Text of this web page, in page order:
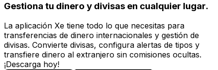
Gestiona tu dinero y divisas en cualquier lugar.
La aplicación Xe tiene todo lo que necesitas para
transferencias de dinero internacionales y gestión de
divisas. Convierte divisas, configura alertas de tipos y
transfiere dinero al extranjero sin comisiones ocultas.
¡Descarga hoy!